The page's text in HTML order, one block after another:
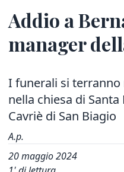
Addio a
manager
I funerali si terranno
nella chiesa di
Cavriè di San Biagio
A.p.
20 maggio 2024